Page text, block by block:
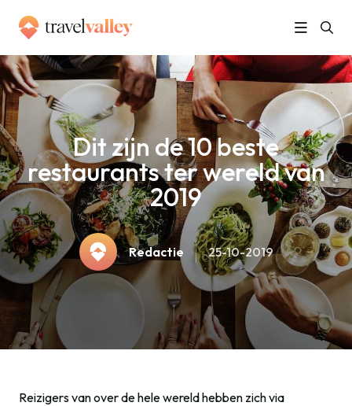
» Dit zijn de 10 beste restaurants ter wereld van 2019
Dit zijn de 10 beste
restaurants ter wereld van
2019
Redactie 25-10-2019
Reizigers van over de hele wereld hebben zich via